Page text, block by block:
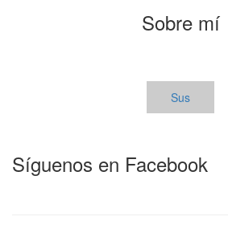
Sobre mí
Sus
Síguenos en Facebook